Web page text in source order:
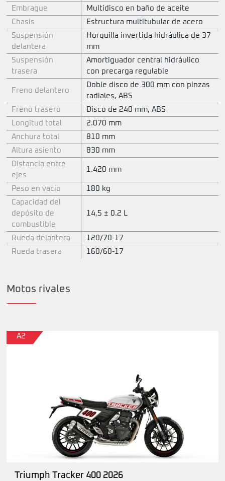
Embrague
Multidisco en baño de aceite
Chasis
Estructura multitubular de acero
Suspensión
delantera
Horquilla invertida hidráulica de 37
mm
Suspensión
trasera
Amortiguador central hidráulico
con precarga regulable
Freno delantero
Doble disco de 300 mm con pinzas
radiales, ABS
Freno trasero
Disco de 240 mm, ABS
Longitud total
2.070 mm
Anchura total
810 mm
Altura asiento
830 mm
Distancia entre
ejes
1.420 mm
Peso en vacío
180 kg
Capacidad del
depósito de
combustible
14,5 ± 0.2 L
Rueda delantera
120/70-17
Rueda trasera
160/60-17
Motos rivales
A2
Triumph Tracker 400 2026